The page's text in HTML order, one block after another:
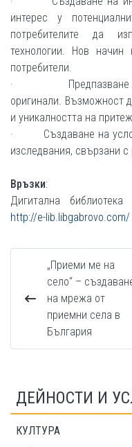
интерес у
потребителите да
технологии. Нов начин
потребители.
· Предпазване от
оригинали. Възможност
и уникалността на
· Създаване на
изследвания, свързани с
Връзки:
Дигитална
http://e-lib.libgabrovo.com/
„Приеми ме на
село“ –
на мрежа от
приемни села в
България
ДЕЙНОСТИ И
КУЛТУРА